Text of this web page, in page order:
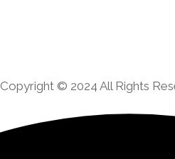
Copyright © 2024 All Rights